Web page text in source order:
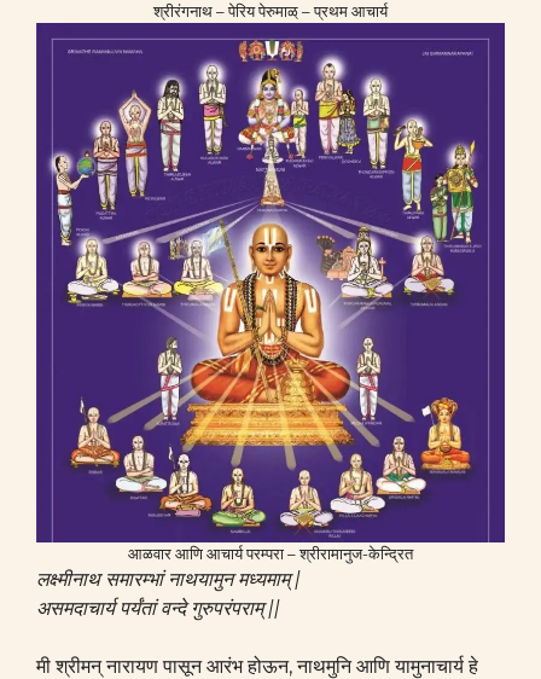
श्रीरंगनाथ – पेरिय पेरुमाळ् – प्रथम आचार्य
आळवार आणि आचार्य परम्परा – श्रीरामानुज-केन्द्रित
लक्ष्मीनाथ समारम्भां नाथयामुन मध्यमाम् |
असमदाचार्य पर्यंतां वन्दे गुरुपरंपराम् ||
मी श्रीमन् नारायण पासून आरंभ होऊन, नाथमुनि आणि यामुनाचार्य हे